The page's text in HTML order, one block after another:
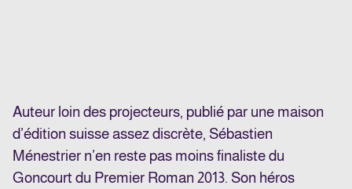
Auteur loin des projecteurs, publié par une maison
d’édition suisse assez discrète, Sébastien
Ménestrier n’en reste pas moins finaliste du
Goncourt du Premier Roman 2013. Son héros